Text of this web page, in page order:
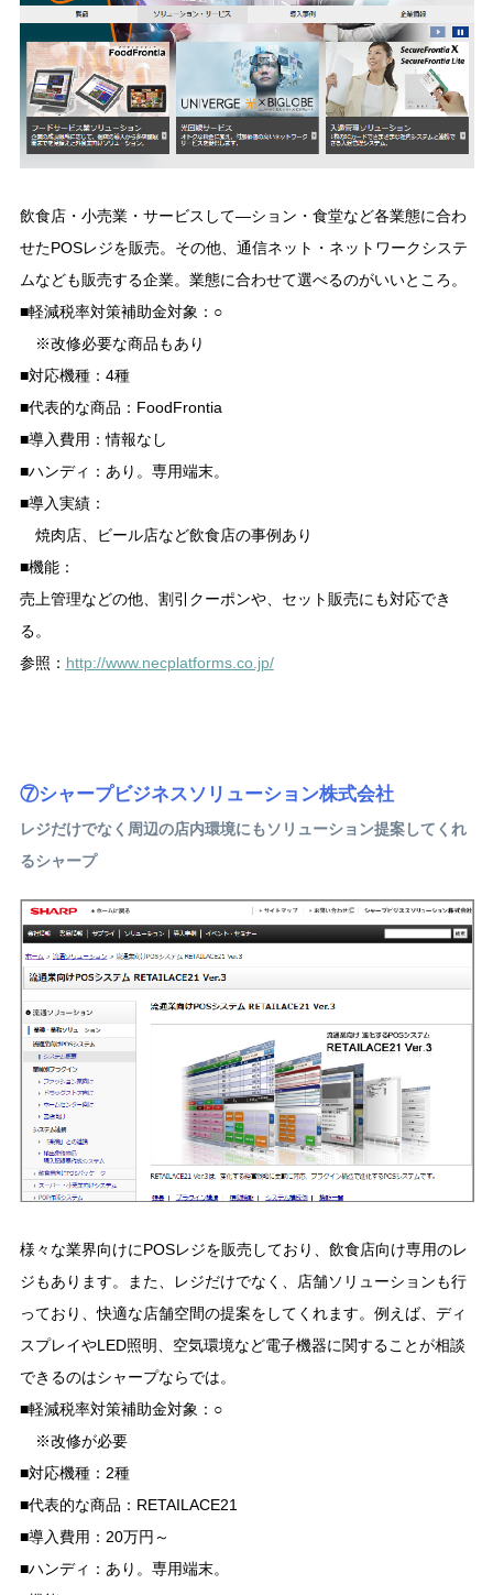
飲食店・小売業・サービスして―ション・食堂など各業態に合わ
せたPOSレジを販売。その他、通信ネット・ネットワークシステ
ムなども販売する企業。業態に合わせて選べるのがいいところ。
■軽減税率対策補助金対象：○
※改修必要な商品もあり
■対応機種：4種
■代表的な商品：FoodFrontia
■導入費用：情報なし
■ハンディ：あり。専用端末。
■導入実績：
焼肉店、ビール店など飲食店の事例あり
■機能：
売上管理などの他、割引クーポンや、セット販売にも対応でき
る。
参照： http://www.necplatforms.co.jp/
⑦シャープビジネスソリューション株式会社
レジだけでなく周辺の店内環境にもソリューション提案してくれ
るシャープ
様々な業界向けにPOSレジを販売しており、飲食店向け専用のレ
ジもあります。また、レジだけでなく、店舗ソリューションも行
っており、快適な店舗空間の提案をしてくれます。例えば、ディ
スプレイやLED照明、空気環境など電子機器に関することが相談
できるのはシャープならでは。
■軽減税率対策補助金対象：○
※改修が必要
■対応機種：2種
■代表的な商品：RETAILACE21
■導入費用：20万円～
■ハンディ：あり。専用端末。